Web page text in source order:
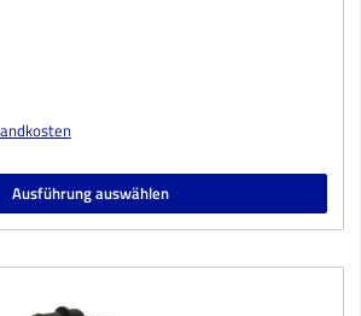
Ausführung auswählen